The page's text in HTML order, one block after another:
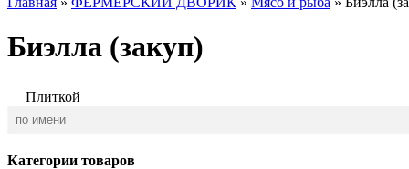
Биэлла (закуп)
Плиткой
Категории товаров